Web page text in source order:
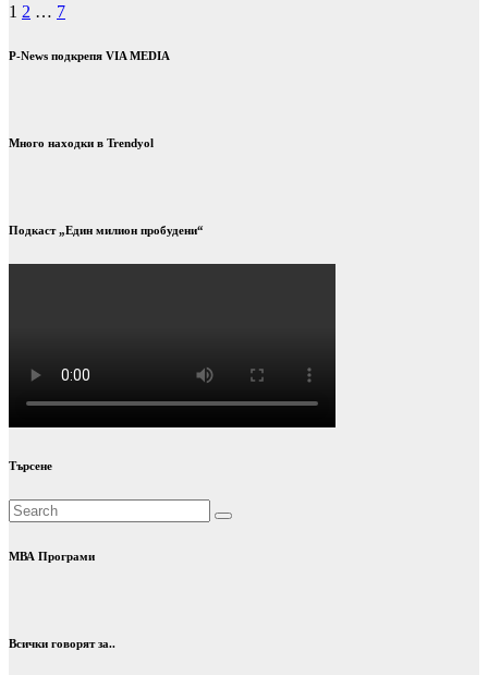
Разделяне
на
страници
1 2 … 7
P-News подкрепя VIA MEDIA
Много находки в Trendyol
Подкаст „Един милион пробудени“
Търсене
МВА Програми
Всички говорят за..